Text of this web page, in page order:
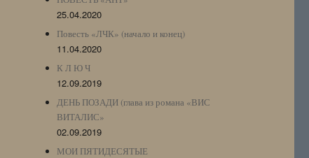
25.04.2020
Повесть «ЛЧК» (начало и конец)
11.04.2020
К Л Ю Ч
12.09.2019
ДЕНЬ ПОЗАДИ (глава из романа «ВИС
ВИТАЛИС»
02.09.2019
МОИ ПЯТИДЕСЯТЫЕ